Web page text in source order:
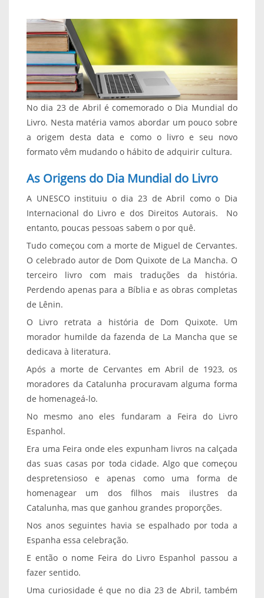
No dia 23 de Abril é comemorado o Dia Mundial do
Livro. Nesta matéria vamos abordar um pouco sobre
a origem desta data e como o livro e seu novo
formato vêm mudando o hábito de adquirir cultura.
As Origens do Dia Mundial do Livro
A UNESCO instituiu o dia 23 de Abril como o Dia
Internacional do Livro e dos Direitos Autorais. No
entanto, poucas pessoas sabem o por quê.
Tudo começou com a morte de Miguel de Cervantes.
O celebrado autor de Dom Quixote de La Mancha. O
terceiro livro com mais traduções da história.
Perdendo apenas para a Bíblia e as obras completas
de Lênin.
O Livro retrata a história de Dom Quixote. Um
morador humilde da fazenda de La Mancha que se
dedicava à literatura.
Após a morte de Cervantes em Abril de 1923, os
moradores da Catalunha procuravam alguma forma
de homenageá-lo.
No mesmo ano eles fundaram a Feira do Livro
Espanhol.
Era uma Feira onde eles expunham livros na calçada
das suas casas por toda cidade. Algo que começou
despretensioso e apenas como uma forma de
homenagear um dos filhos mais ilustres da
Catalunha, mas que ganhou grandes proporções.
Nos anos seguintes havia se espalhado por toda a
Espanha essa celebração.
E então o nome Feira do Livro Espanhol passou a
fazer sentido.
Uma curiosidade é que no dia 23 de Abril, também